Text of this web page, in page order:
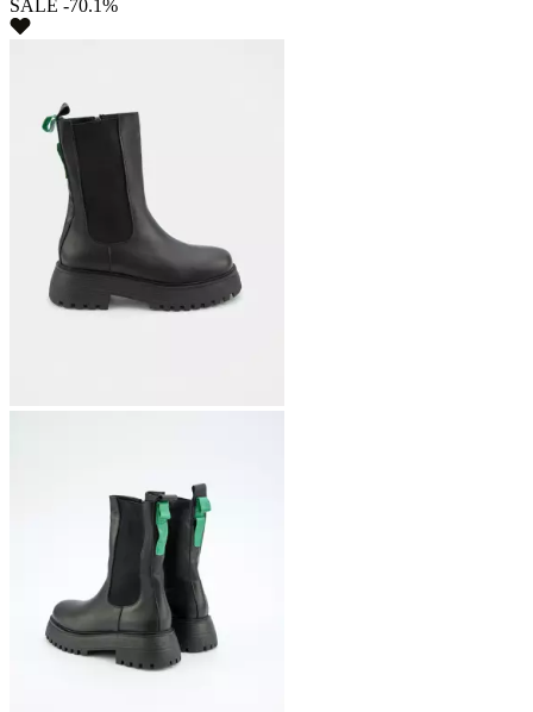
SALE -70.1%